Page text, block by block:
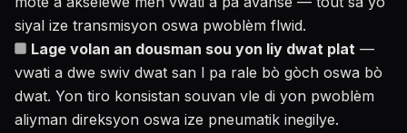
siyal ize transmisyon oswa pwoblèm flwid.
Lage volan an dousman sou yon liy dwat plat —
vwati a dwe swiv dwat san l pa rale bò gòch oswa bò
dwat. Yon tiro konsistan souvan vle di yon pwoblèm
aliyman direksyon oswa ize pneumatik inegilye.